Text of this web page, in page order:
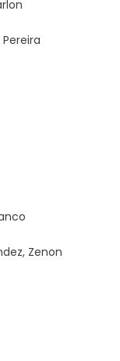
Zenon